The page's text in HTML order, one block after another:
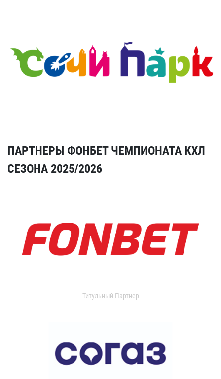
ПАРТНЕРЫ ФОНБЕТ ЧЕМПИОНАТА КХЛ
СЕЗОНА 2025/2026
Титульный Партнер